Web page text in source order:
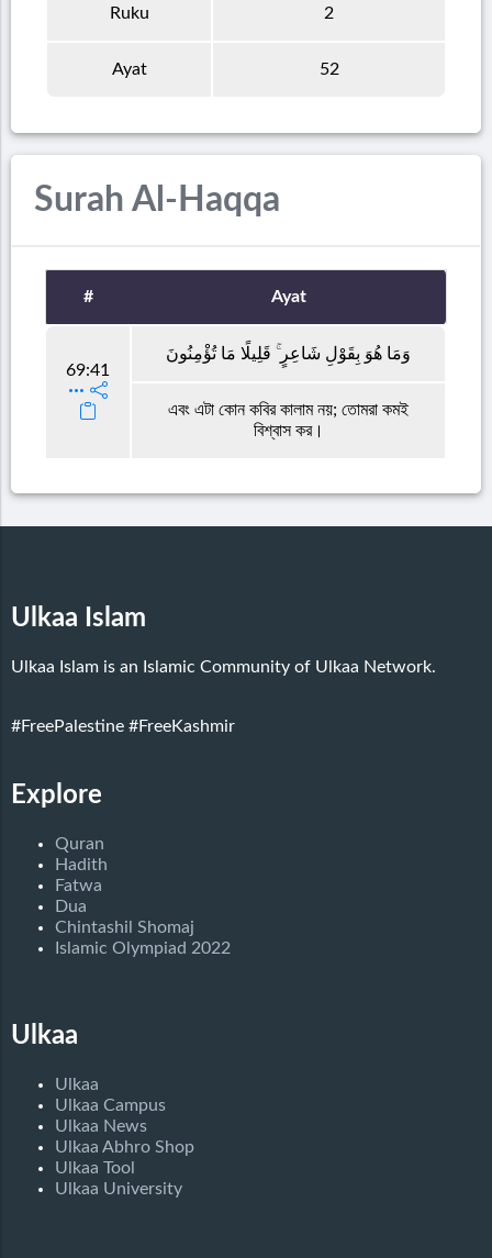
Ruku 2
Ayat 52
Surah Al-Haqqa
# Ayat
69:41
وَمَا هُوَ بِقَوْلِ شَاعِرٍ ۚ قَلِيلًا مَا تُؤْمِنُونَ
এবং এটা কোন কবির কালাম নয়; তোমরা কমই
বিশ্বাস কর।
Ulkaa Islam
Ulkaa Islam is an Islamic Community of Ulkaa Network.
#FreePalestine #FreeKashmir
Explore
Quran
Hadith
Fatwa
Dua
Chintashil Shomaj
Islamic Olympiad 2022
Ulkaa
Ulkaa
Ulkaa Campus
Ulkaa News
Ulkaa Abhro Shop
Ulkaa Tool
Ulkaa University